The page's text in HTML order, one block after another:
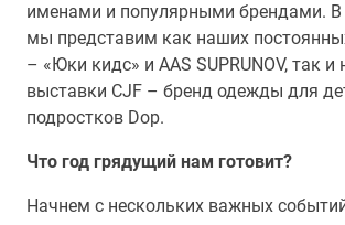
именами и популярными брендами. В
мы представим как наших
– «Юки кидс» и AAS SUPRUNOV, так и
выставки CJF – бренд одежды для
подростков Dop.
Что год грядущий нам готовит?
Начнем с нескольких важных